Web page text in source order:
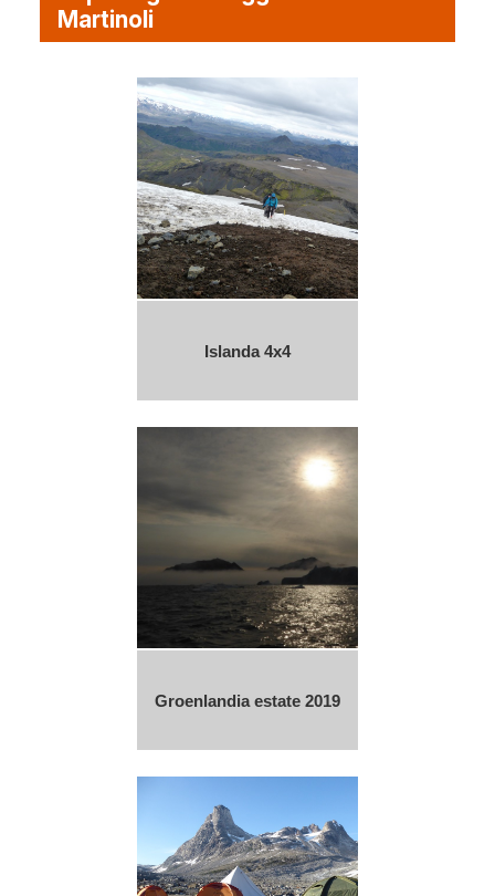
Martinoli
Islanda 4x4
Groenlandia estate 2019